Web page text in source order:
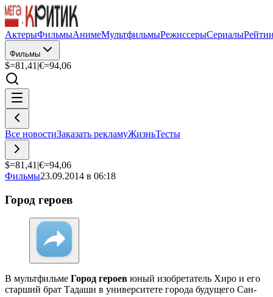
АктерыФильмыАнимеМультфильмыРежиссерыСериалы
Фильмы
$=81,41 |€=94,06
Все новостиЗаказать рекламуЖизньТесты
$=81,41 |€=94,06
Фильмы23.09.2014 в 06:18
Город героев
В мультфильме Город героев юный изобретатель Хиро и его
старший брат Тадаши в университете города будущего Сан-